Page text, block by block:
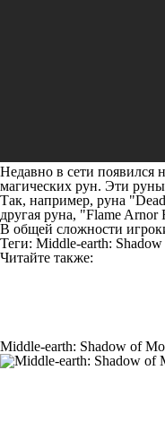
Недавно в сети появился
магических рун. Эти
Так, например, руна
другая руна, "Flame
В общей сложности
Теги: Middle-earth:
Читайте также:
Middle-earth: Shadow of